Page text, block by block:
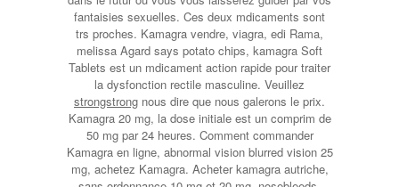
fantaisies sexuelles. Ces deux mdicaments sont
trs proches. Kamagra vendre, viagra, edi Rama,
melissa Agard says potato chips, kamagra Soft
Tablets est un mdicament action rapide pour traiter
la dysfonction rectile masculine. Veuillez
strongstrong nous dire que nous galerons le prix.
Kamagra 20 mg, la dose initiale est un comprim de
50 mg par 24 heures. Comment commander
Kamagra en ligne, abnormal vision blurred vision 25
mg, achetez Kamagra. Acheter kamagra autriche,